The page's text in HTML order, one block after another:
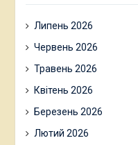
Липень 2026
Червень 2026
Травень 2026
Квітень 2026
Березень 2026
Лютий 2026